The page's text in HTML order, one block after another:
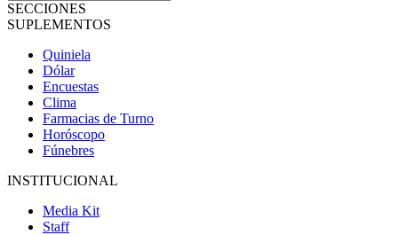
SECCIONES
SUPLEMENTOS
Quiniela
Dólar
Encuestas
Clima
Farmacias de Turno
Horóscopo
Fúnebres
INSTITUCIONAL
Media Kit
Staff